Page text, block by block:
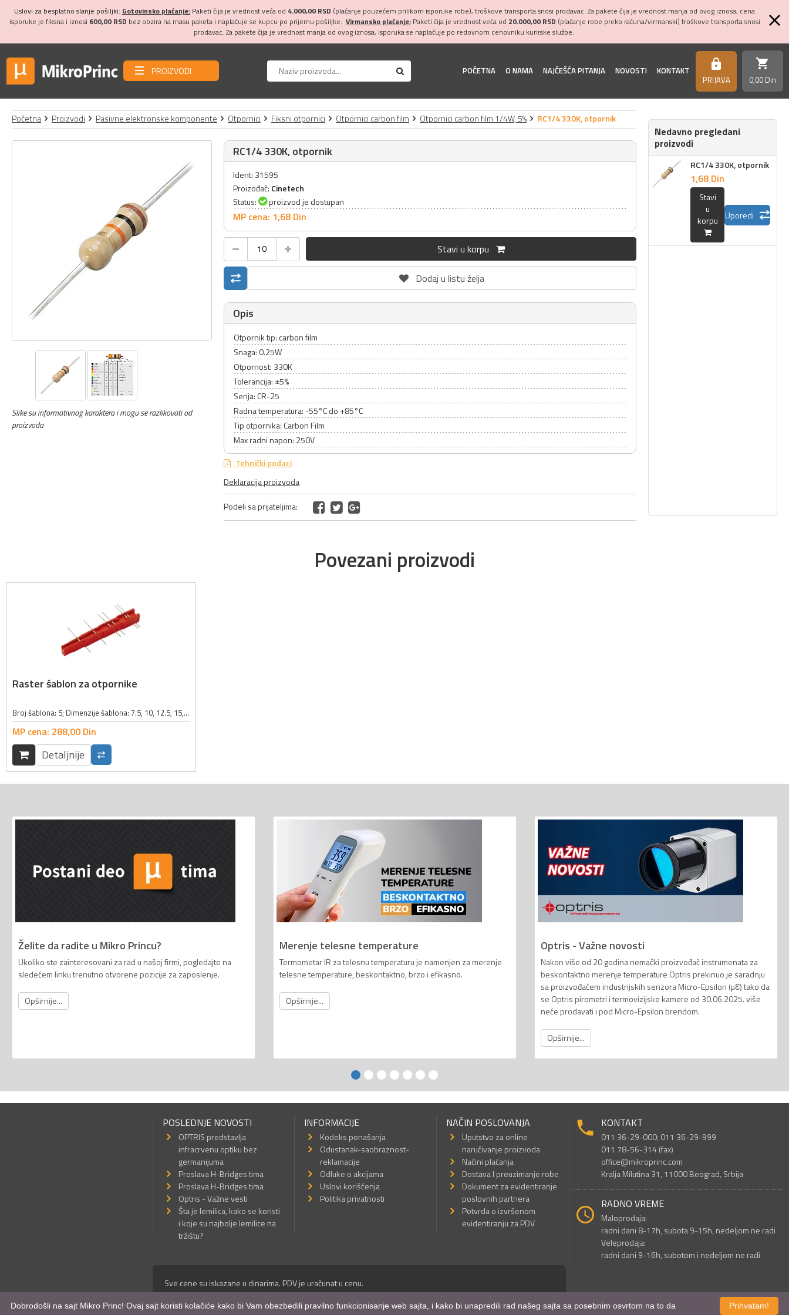
Uslovi za besplatno slanje pošiljki: Gotovinsko plaćanje: Paketi čija je vrednost veća od 4.000,00 RSD (plaćanje pouzećem prilikom isporuke robe), troškove transporta snosi prodavac. Za pakete čija je vrednost manja od ovog iznosa, cena
isporuke je fiksna i iznosi 600,00 RSD bez obzira na masu paketa i naplaćuje se kupcu po prijemu pošiljke. Virmansko plaćanje:Paketi čija je vrednost veća od 20.000,00 RSD (plaćanje robe preko računa/virmanski) troškove transporta snosi
prodavac. Za pakete čija je vrednost manja od ovog iznosa, isporuka se naplaćuje po redovnom cenovniku kurirske službe.
PROIZVODI POČETNA O NAMA NAJČEŠĆA PITANJA NOVOSTI KONTAKT https
PRIJAVA
shopping_cart
0,00 Din
Početna Proizvodi Pasivne elektronske komponente Otpornici Fiksni otpornici Otpornici carbon film Otpornici carbon film 1/4W, 5% RC1/4 330K, otpornik
Slike su informativnog karaktera i mogu se razlikovati od
proizvoda
RC1/4 330K, otpornik
Ident: 31595
Proizođač: Cinetech
Status:
proizvod je dostupan
MP cena: 1,68 Din
Stavi u korpu
Dodaj u listu želja
Opis
Otpornik tip: carbon film
Snaga: 0.25W
Otpornost: 330K
Tolerancija: ±5%
Serija: CR-25
Radna temperatura: -55°C do +85°C
Tip otpornika: Carbon Film
Max radni napon: 250V
Tehnički podaci
Deklaracija proizvoda
Podeli sa prijateljima:
Nedavno pregledani
proizvodi
RC1/4 330K, otpornik
1,68 Din
Stavi
u
korpu
Uporedi
Povezani proizvodi
Raster šablon za otpornike
Broj šablona: 5; Dimenzije šablona: 7.5, 10, 12.5, 15, 17.5mm; Boja: crvena;
MP cena: 288,00 Din
Detaljnije
Želite da radite u Mikro Princu?
Ukoliko ste zainteresovani za rad u našoj firmi, pogledajte na
sledećem linku trenutno otvorene pozicije za zaposlenje.
Opširnije...
Merenje telesne temperature
Termometar IR za telesnu temperaturu je namenjen za merenje
telesne temperature, beskontaktno, brzo i efikasno.
Opširnije...
Optris - Važne novosti
Nakon više od 20 godina nemački proizvođač instrumenata za
beskontaktno merenje temperature Optris prekinuo je saradnju
sa proizvođačem industrijskih senzora Micro-Epsilon (µƐ) tako da
se Optris pirometri i termovizijske kamere od 30.06.2025. više
neće prodavati i pod Micro-Epsilon brendom.
Opširnije...
POSLEDNJE NOVOSTI
OPTRIS predstavlja
infracrvenu optiku bez
germanijuma
Proslava H-Bridges tima
Proslava H-Bridges tima
Optris - Važne vesti
Šta je lemilica, kako se koristi
i koje su najbolje lemilice na
tržištu?
INFORMACIJE
Kodeks ponašanja
Odustanak-saobraznost-
reklamacije
Odluke o akcijama
Uslovi korišćenja
Politika privatnosti
NAČIN POSLOVANJA
Uputstvo za online
naručivanje proizvoda
Načini plaćanja
Dostava I preuzimanje robe
Dokument za evidentiranje
poslovnih partnera
Potvrda o izvršenom
evidentiranju za PDV
KONTAKT
011 36-29-000; 011 36-29-999
011 78-56-314 (fax)
office@mikroprinc.com
Kralja Milutina 31, 11000 Beograd, Srbija
RADNO VREME
Maloprodaja:
radni dani 8-17h, subota 9-15h, nedeljom ne radi
Veleprodaja:
radni dani 9-16h, subotom i nedeljom ne radi
Sve cene su iskazane u dinarima. PDV je uračunat u cenu.
© Mikro Princ 1999 - 2026. Sva prava su zadržana.
Kreirao*nbgcreator |Izdrada Internet prodavnice,Izrada sajtaimobilnih aplikacijai SEO optimizacija Prihvatam!
Dobrodošli na sajt Mikro Princ! Ovaj sajt koristi kolačiće kako bi Vam obezbedili pravilno funkcionisanje web sajta, i kako bi unapredili rad našeg sajta sa posebnim osvrtom na to da